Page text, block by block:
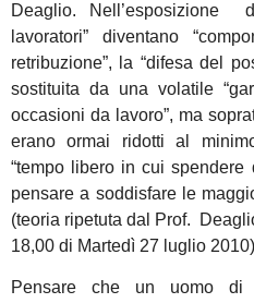
Deaglio. Nell’esposizione
lavoratori” diventano
retribuzione”, la “difesa del
sostituita da una volatile
occasioni da lavoro”, ma
erano ormai ridotti al
“tempo libero in cui
pensare a soddisfare le
(teoria ripetuta dal Prof.
18,00 di Martedì 27 luglio
Pensare che un uomo